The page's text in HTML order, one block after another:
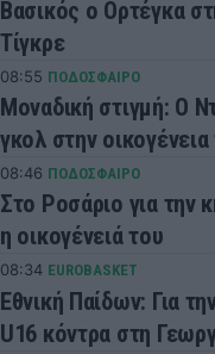
Βασικός ο Ορτέγκα
Τίγκρε
08:55 ΠΟΔΟΣΦΑΙΡΟ
Μοναδική στιγμή: Ο
γκολ στην
08:46 ΠΟΔΟΣΦΑΙΡΟ
Στο Ροσάριο για την
η οικογένειά του
08:34 EUROBASKET
Εθνική Παίδων: Για
U16 κόντρα στη